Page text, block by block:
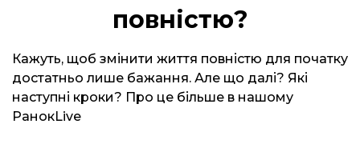
повністю?
Кажуть, щоб змінити життя повністю для початку
достатньо лише бажання. Але що далі? Які
наступні кроки? Про це більше в нашому
РанокLive